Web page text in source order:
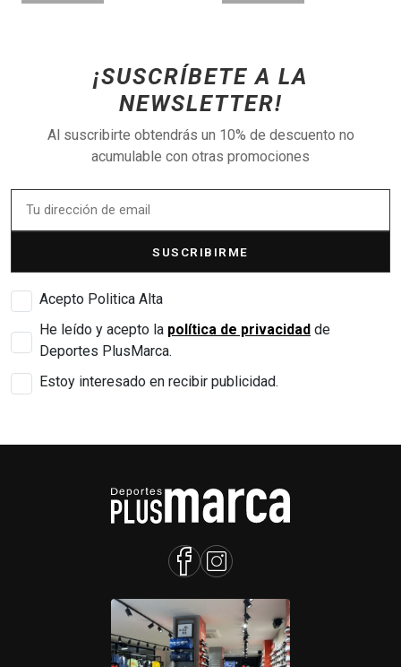
¡SUSCRÍBETE A LA
NEWSLETTER!
Al suscribirte obtendrás un 10% de descuento no
acumulable con otras promociones
SUSCRIBIRME
Acepto Politica Alta
He leído y acepto la política de privacidad de
Deportes PlusMarca.
Estoy interesado en recibir publicidad.